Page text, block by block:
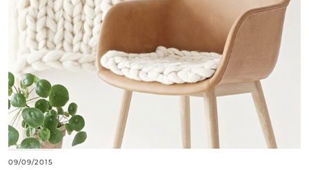
09/09/2015